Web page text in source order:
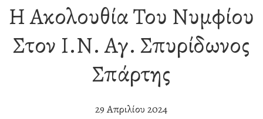
Η Ακολουθία Του Νυμφίου
Στον Ι.Ν. Αγ. Σπυρίδωνος
Σπάρτης
29 Απριλίου 2024